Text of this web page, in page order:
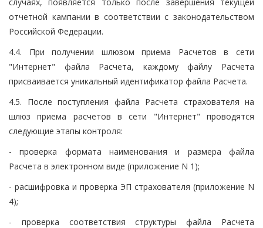
отчетной кампании в соответствии с законодательством
Российской Федерации.
4.4. При получении шлюзом приема Расчетов в сети
"Интернет" файла Расчета, каждому файлу Расчета
присваивается уникальный идентификатор файла Расчета.
4.5. После поступления файла Расчета страхователя на
шлюз приема расчетов в сети "Интернет" проводятся
следующие этапы контроля:
- проверка формата наименования и размера файла
Расчета в электронном виде (приложение N 1);
- расшифровка и проверка ЭП страхователя (приложение N
4);
- проверка соответствия структуры файла Расчета